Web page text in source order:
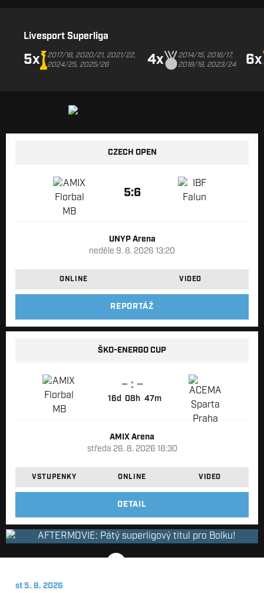
Livesport Superliga
5x
2017/18, 2020/21, 2021/22,
2024/25, 2025/26
4x
2014/15, 2016/17,
2018/19, 2023/24
6x
CZECH OPEN
5:6
UNYP Arena
neděle 9. 8. 2026 13:20
ONLINE VIDEO
REPORTÁŽ
ŠKO-ENERGO CUP
– : –
d h m
AMIX Arena
středa 26. 8. 2026 18:30
VSTUPENKY ONLINE VIDEO
DETAIL
st 5. 8. 2026